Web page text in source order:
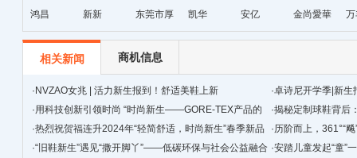
鸿昌
新新
东莞市厚
街天逸皮
革
凯华 安亿 金尚愛華
相关新闻 商机信息
· NVZAO女兆 | 活力新生报到！舒适美鞋上新 ·卓诗尼开学季|新生
有一套~（内含豪礼
·用科技创新引领时尚 “时尚新生——GORE-TEX产品的
第二生命”全球巡展落地上海
·揭秘定制球鞋背后
·热烈祝贺福连升2024年“轻简舒适，时尚新生”春季新品
订货会圆满成功！
·历阶而上，361°“
·“旧鞋新生”遇见“撒开脚丫”——低碳环保与社会公益融合 ·安踏儿童发起“童”